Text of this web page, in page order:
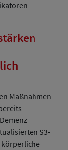
Maßnahmen
S3-
körperliche